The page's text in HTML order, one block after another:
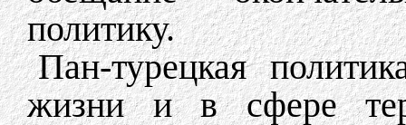
политику.
Пан-турецкая
жизни и в сфере